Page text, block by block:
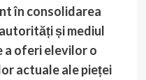
în consolidarea
și mediul
a oferi elevilor o
actuale ale pieței